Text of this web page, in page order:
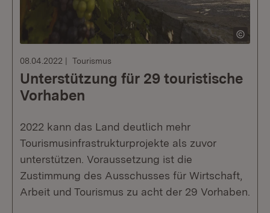
08.04.2022 Tourismus
Unterstützung für 29 touristische
Vorhaben
2022 kann das Land deutlich mehr
Tourismusinfrastrukturprojekte als zuvor
unterstützen. Voraussetzung ist die
Zustimmung des Ausschusses für Wirtschaft,
Arbeit und Tourismus zu acht der 29 Vorhaben.